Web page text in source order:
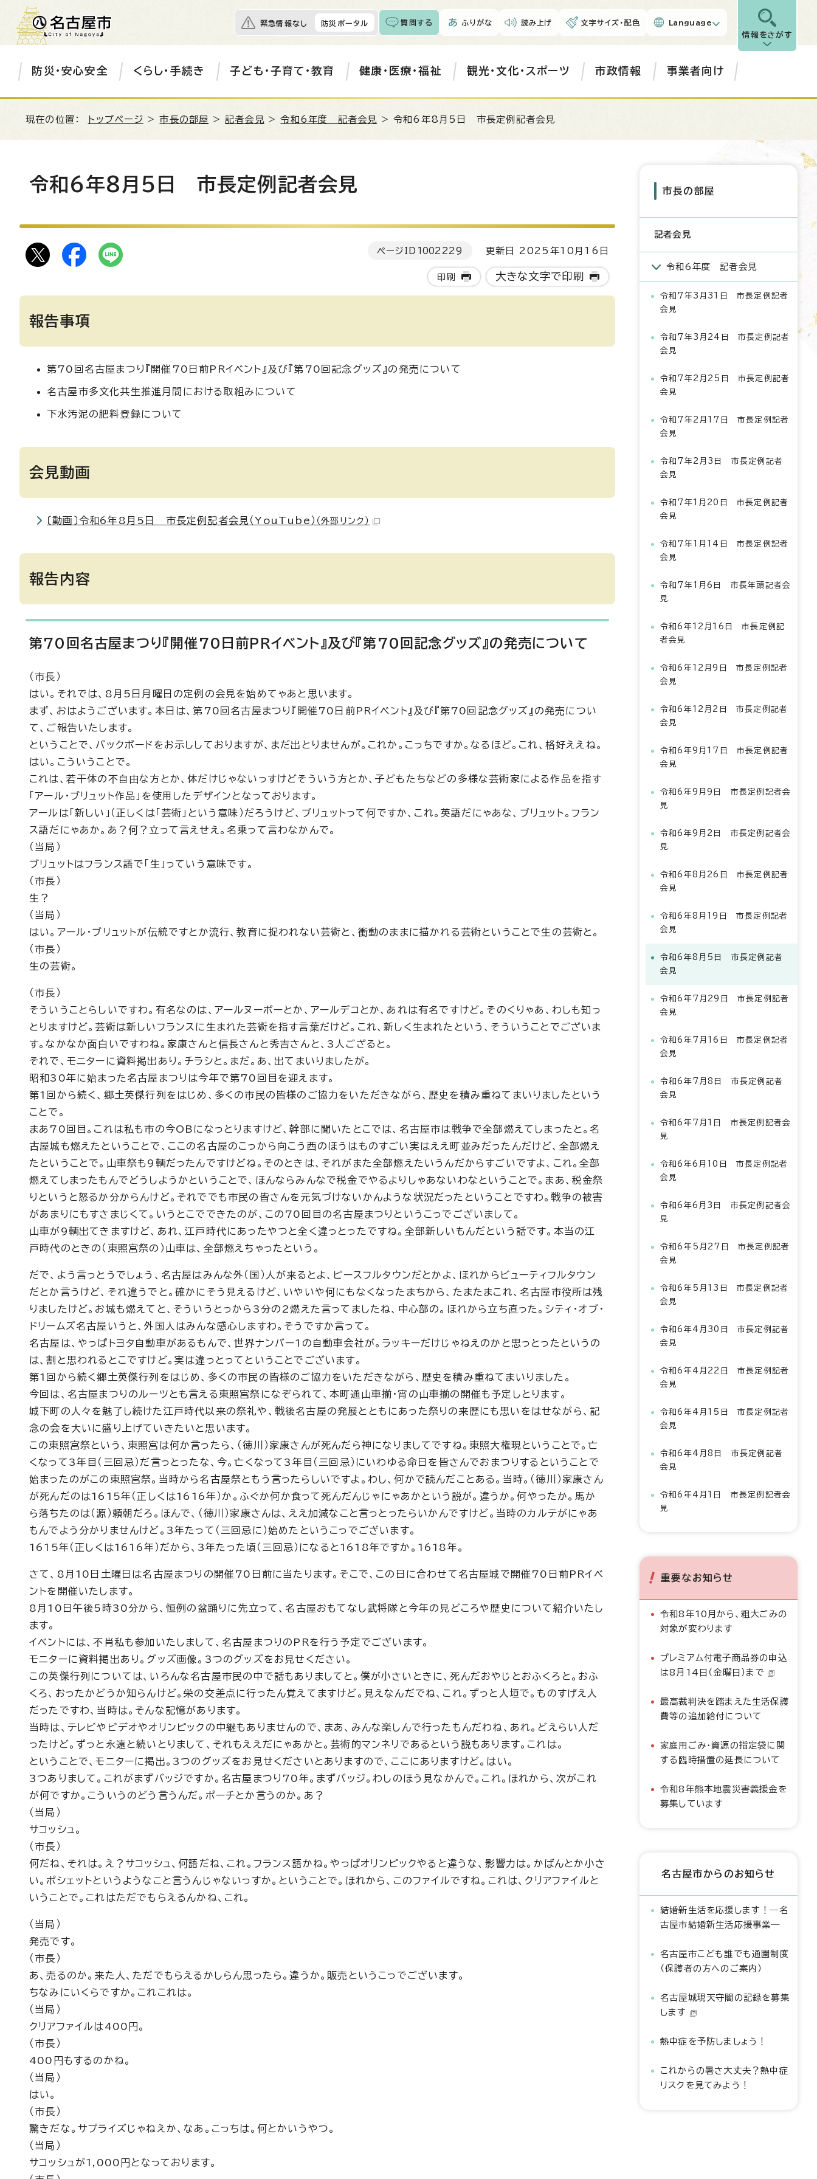
緊急情報なし 防災ポータル 質問する ふりがな 読み上げ 文字サイズ・配色 Language
情報をさがす
防災・安心安全 くらし・手続き 子ども・子育て・教育 健康・医療・福祉 観光・文化・スポーツ 市政情報 事業者向け
現在の位置： トップページ >市長の部屋 >記者会見>令和6年度 記者会見 > 令和6年8月5日 市長定例記者会見
令和6年8月5日 市長定例記者会見
ページID 1002229 更新日 2025年10月16日
印刷 大きな文字で印刷
報告事項
第70回名古屋まつり『開催70日前PRイベント』及び『第70回記念グッズ』の発売について
名古屋市多文化共生推進月間における取組みについて
下水汚泥の肥料登録について
会見動画
〔動画〕令和6年8月5日 市長定例記者会見（YouTube） （外部リンク）
報告内容
第70回名古屋まつり『開催70日前PRイベント』及び『第70回記念グッズ』の発売について
（市長）
はい。それでは、8月5日月曜日の定例の会見を始めてゃあと思います。
まず、おはようございます。本日は、第70回名古屋まつり『開催70日前PRイベント』及び『第70回記念グッズ』の発売につい
て、ご報告いたします。
ということで、バックボードをお示ししておりますが、まだ出とりませんが。これか。こっちですか。なるほど。これ、格好ええね。
はい。こういうことで。
これは、若干体の不自由な方とか、体だけじゃないっすけどそういう方とか、子どもたちなどの多様な芸術家による作品を指す
「アール・ブリュット作品」を使用したデザインとなっております。
アールは「新しい」（正しくは「芸術」という意味）だろうけど、ブリュットって何ですか、これ。英語だにゃあな、ブリュット。フラン
ス語だにゃあか。あ？何？立って言えせえ。名乗って言わなかんで。
（当局）
ブリュットはフランス語で「生」っていう意味です。
（市長）
生？
（当局）
はい。アール・ブリュットが伝統ですとか流行、教育に捉われない芸術と、衝動のままに描かれる芸術ということで生の芸術と。
（市長）
生の芸術。
（市長）
そういうことらしいですわ。有名なのは、アールヌーボーとか、アールデコとか、あれは有名ですけど。そのくりゃあ、わしも知っ
とりますけど。芸術は新しいフランスに生まれた芸術を指す言葉だけど。これ、新しく生まれたという、そういうことでございま
す。なかなか面白いですわね。家康さんと信長さんと秀吉さんと、3人ござると。
それで、モニターに資料掲出あり。チラシと。まだ。あ、出てまいりましたが。
昭和30年に始まった名古屋まつりは今年で第70回目を迎えます。
第1回から続く、郷土英傑行列をはじめ、多くの市民の皆様のご協力をいただきながら、歴史を積み重ねてまいりましたという
ことで。
まあ70回目。これは私も市の今OBになっとりますけど、幹部に聞いたとこでは、名古屋市は戦争で全部燃えてしまったと。名
古屋城も燃えたということで、ここの名古屋のこっから向こう西のほうはものすごい実はええ町並みだったんだけど、全部燃え
たということで。山車祭も9輌だったんですけどね。そのときは、それがまた全部燃えたいうんだからすごいですよ、これ。全部
燃えてしまったもんでどうしようかということで、ほんならみんなで税金でやるよりしゃあないわなということで。まあ、税金祭
りというと怒るか分からんけど。それででも市民の皆さんを元気づけないかんような状況だったということですわ。戦争の被害
があまりにもすさまじくて。いうとこでできたのが、この70回目の名古屋まつりというこっでございまして。
山車が9輌出てきますけど、あれ、江戸時代にあったやつと全く違っとったですね。全部新しいもんだという話です。本当の江
戸時代のときの（東照宮祭の）山車は、全部燃えちゃったという。
だで、よう言っとうでしょう、名古屋はみんな外（国）人が来るとよ、ピースフルタウンだとかよ、ほれからビューティフルタウン
だとか言うけど、それ違うでと。確かにそう見えるけど、いやいや何にもなくなったまちから、たまたまこれ、名古屋市役所は残
りましたけど。お城も燃えてと、そういうとっから3分の2燃えた言ってましたね、中心部の。ほれから立ち直った。シティ・オブ・
ドリームズ名古屋いうと、外国人はみんな感心しますわ。そうですか言って。
名古屋は、やっぱトヨタ自動車があるもんで、世界ナンバー1の自動車会社が。ラッキーだけじゃねえのかと思っとったというの
は、割と思われるとこですけど。実は違っとってということでございます。
第1回から続く郷土英傑行列をはじめ、多くの市民の皆様のご協力をいただきながら、歴史を積み重ねてまいりました。
今回は、名古屋まつりのルーツとも言える東照宮祭になぞられて、本町通山車揃・宵の山車揃の開催も予定しとります。
城下町の人々を魅了し続けた江戸時代以来の祭礼や、戦後名古屋の発展とともにあった祭りの来歴にも思いをはせながら、記
念の会を大いに盛り上げていきたいと思います。
この東照宮祭という、東照宮は何か言ったら、（徳川）家康さんが死んだら神になりましてですね。東照大権現ということで。亡
くなって3年目（三回忌）だ言っとったな、今。亡くなって3年目（三回忌）にいわゆる命日を皆さんでおまつりするということで
始まったのがこの東照宮祭。当時から名古屋祭ともう言ったらしいですよ。わし、何かで読んだことある。当時。（徳川）家康さん
が死んだのは1615年（正しくは1616年）か。ふぐか何か食って死んだんじゃにゃあかという説が。違うか。何やったか。馬か
ら落ちたのは（源）頼朝だろ。ほんで、（徳川）家康さんは、ええ加減なこと言っとったらいかんですけど。当時のカルテがにゃあ
もんでよう分かりませんけど。3年たって（三回忌に）始めたというこっでございます。
1615年（正しくは1616年）だから、3年たった頃（三回忌）になると1618年ですか。1618年。
さて、8月10日土曜日は名古屋まつりの開催70日前に当たります。そこで、この日に合わせて名古屋城で開催70日前PRイベ
ントを開催いたします。
8月10日午後5時30分から、恒例の盆踊りに先立って、名古屋おもてなし武将隊と今年の見どころや歴史について紹介いたし
ます。
イベントには、不肖私も参加いたしまして、名古屋まつりのPRを行う予定でございます。
モニターに資料掲出あり。グッズ画像。3つのグッズをお見せください。
この英傑行列については、いろんな名古屋市民の中で話もありましてと。僕が小さいときに、死んだおやじとおふくろと。おふ
くろ、おったかどうか知らんけど。栄の交差点に行ったん覚えてますけど。見えなんだでね、これ。ずっと人垣で。ものすげえ人
だったですわ、当時は。そんな記憶があります。
当時は、テレビやビデオやオリンピックの中継もありませんので、まあ、みんな楽しんで行ったもんだわね、あれ。どえらい人だ
ったけど。ずっと永遠と続いとりまして、それもええだにゃあかと。芸術的マンネリであるという説もあります。これは。
ということで、モニターに掲出。3つのグッズをお見せくださいとありますので、ここにありますけど。はい。
3つありまして。これがまずバッジですか。名古屋まつり70年。まずバッジ。わしのほう見なかんで。これ。ほれから、次がこれ
が何ですか。こういうのどう言うんだ。ポーチとか言うのか。あ？
（当局）
サコッシュ。
（市長）
何だね、それは。え？サコッシュ、何語だね、これ。フランス語かね。やっぱオリンピックやると違うな、影響力は。かばんとか小さ
い。ポシェットというようなこと言うんじゃないっすか。ということで。ほれから、このファイルですね。これは、クリアファイルと
いうことで。これはただでもらえるんかね、これ。
（当局）
発売です。
（市長）
あ、売るのか。来た人、ただでもらえるかしらん思ったら。違うか。販売というこっでございます。
ちなみにいくらですか。これこれは。
（当局）
クリアファイルは400円。
（市長）
400円もするのかね。
（当局）
はい。
（市長）
驚きだな。サプライズじゃねえか、なあ。こっちは。何とかいうやつ。
（当局）
サコッシュが1,000円となっております。
市長の部屋
記者会見
令和6年度 記者会見
令和7年3月31日 市長定例記者
会見
令和7年3月24日 市長定例記者
会見
令和7年2月25日 市長定例記者
会見
令和7年2月17日 市長定例記者
会見
令和7年2月3日 市長定例記者
会見
令和7年1月20日 市長定例記者
会見
令和7年1月14日 市長定例記者
会見
令和7年1月6日 市長年頭記者会
見
令和6年12月16日 市長定例記
者会見
令和6年12月9日 市長定例記者
会見
令和6年12月2日 市長定例記者
会見
令和6年9月17日 市長定例記者
会見
令和6年9月9日 市長定例記者会
見
令和6年9月2日 市長定例記者会
見
令和6年8月26日 市長定例記者
会見
令和6年8月19日 市長定例記者
会見
令和6年8月5日 市長定例記者
会見
令和6年7月29日 市長定例記者
会見
令和6年7月16日 市長定例記者
会見
令和6年7月8日 市長定例記者
会見
令和6年7月1日 市長定例記者会
見
令和6年6月10日 市長定例記者
会見
令和6年6月3日 市長定例記者会
見
令和6年5月27日 市長定例記者
会見
令和6年5月13日 市長定例記者
会見
令和6年4月30日 市長定例記者
会見
令和6年4月22日 市長定例記者
会見
令和6年4月15日 市長定例記者
会見
令和6年4月8日 市長定例記者
会見
令和6年4月1日 市長定例記者会
見
重要なお知らせ
令和8年10月から、粗大ごみの
対象が変わります
プレミアム付電子商品券の申込
は8月14日（金曜日）まで
最高裁判決を踏まえた生活保護
費等の追加給付について
家庭用ごみ・資源の指定袋に関
する臨時措置の延長について
令和8年熊本地震災害義援金を
募集しています
名古屋市からのお知らせ
結婚新生活を応援します！―名
古屋市結婚新生活応援事業―
名古屋市こども誰でも通園制度
（保護者の方へのご案内）
名古屋城現天守閣の記録を募集
します
熱中症を予防しましょう！
これからの暑さ大丈夫？熱中症
リスクを見てみよう！